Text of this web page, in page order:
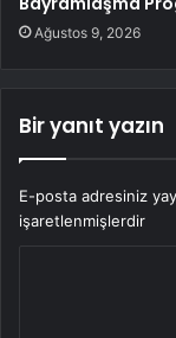
Ağustos 9, 2026
Bir yanıt yazın
E-posta adresiniz
işaretlenmişlerdir